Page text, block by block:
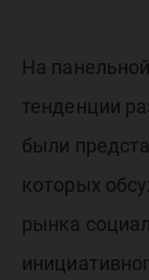
На
тенденции
были
которых
рынка